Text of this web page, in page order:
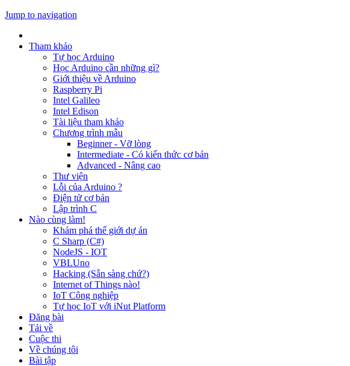
Jump to navigation
Tham khảo
Tự học Arduino
Học Arduino cần những gì?
Giới thiệu về Arduino
Raspberry Pi
Intel Galileo
Intel Edison
Tài liệu tham khảo
Chương trình mẫu
Beginner - Vỡ lòng
Intermediate - Có kiến thức cơ bản
Advanced - Nâng cao
Thư viện
Lỗi của Arduino ?
Điện tử cơ bản
Lập trình C
Nào cùng làm!
Khám phá thế giới dự án
C Sharp (C#)
NodeJS - IOT
VBLUno
Hacking (Sẵn sàng chứ?)
Internet of Things nào!
IoT Công nghiệp
Tự học IoT với iNut Platform
Đăng bài
Tải về
Cuộc thi
Về chúng tôi
Bài tập